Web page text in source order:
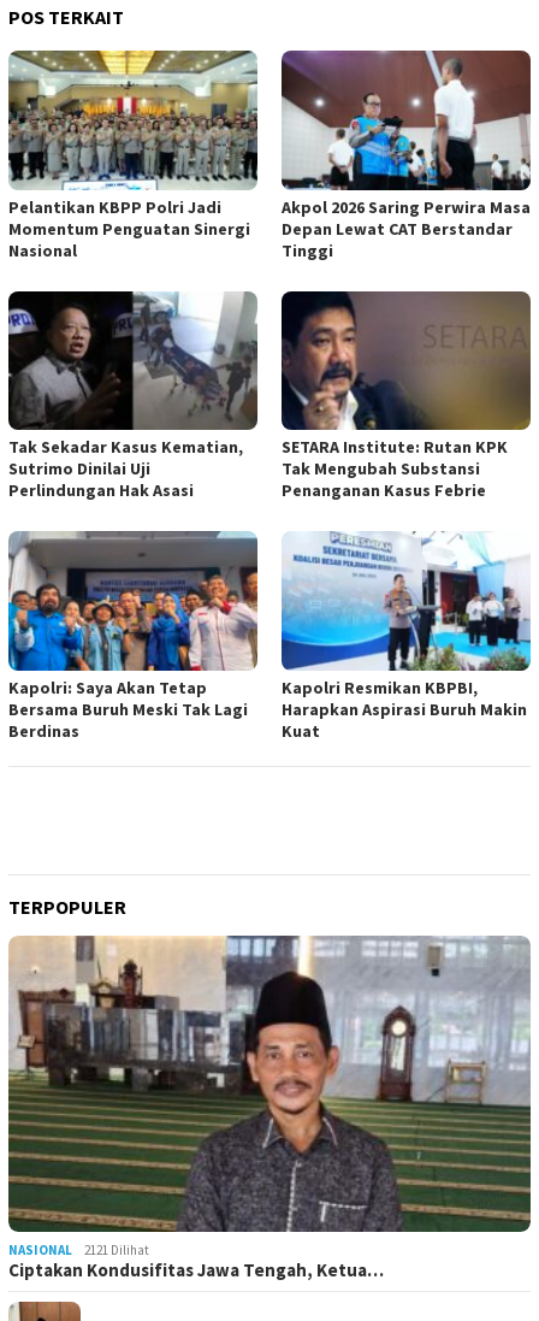
POS TERKAIT
Pelantikan KBPP Polri Jadi
Momentum Penguatan Sinergi
Nasional
Akpol 2026 Saring Perwira Masa
Depan Lewat CAT Berstandar
Tinggi
Tak Sekadar Kasus Kematian,
Sutrimo Dinilai Uji
Perlindungan Hak Asasi
SETARA Institute: Rutan KPK
Tak Mengubah Substansi
Penanganan Kasus Febrie
Kapolri: Saya Akan Tetap
Bersama Buruh Meski Tak Lagi
Berdinas
Kapolri Resmikan KBPBI,
Harapkan Aspirasi Buruh Makin
Kuat
TERPOPULER
NASIONAL 2121 Dilihat
Ciptakan Kondusifitas Jawa Tengah, Ketua…